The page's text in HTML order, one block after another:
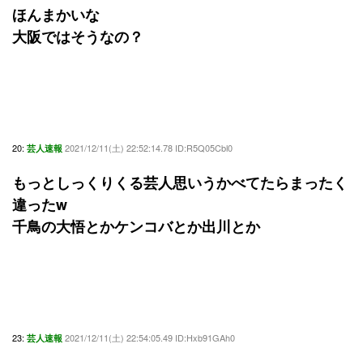
ほんまかいな
大阪ではそうなの？
20: 芸人速報 2021/12/11(土) 22:52:14.78 ID:R5Q05Cbl0
もっとしっくりくる芸人思いうかべてたらまったく
違ったw
千鳥の大悟とかケンコバとか出川とか
23: 芸人速報 2021/12/11(土) 22:54:05.49 ID:Hxb91GAh0